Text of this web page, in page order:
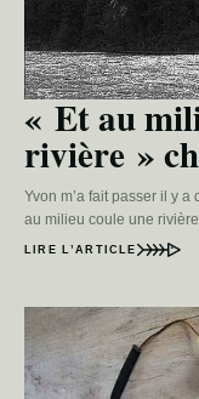
« Et au
rivière »
Yvon m’a fait passer il y
au milieu coule une
LIRE L’ARTICLE